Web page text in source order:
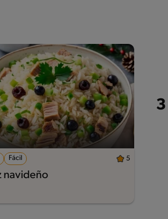
Fácil 5
navideño